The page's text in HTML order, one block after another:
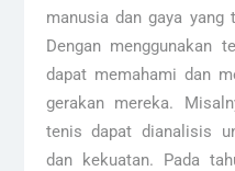
manusia dan gaya
Dengan menggunakan
dapat memahami dan
gerakan mereka.
tenis dapat dianalisis
dan kekuatan. Pada